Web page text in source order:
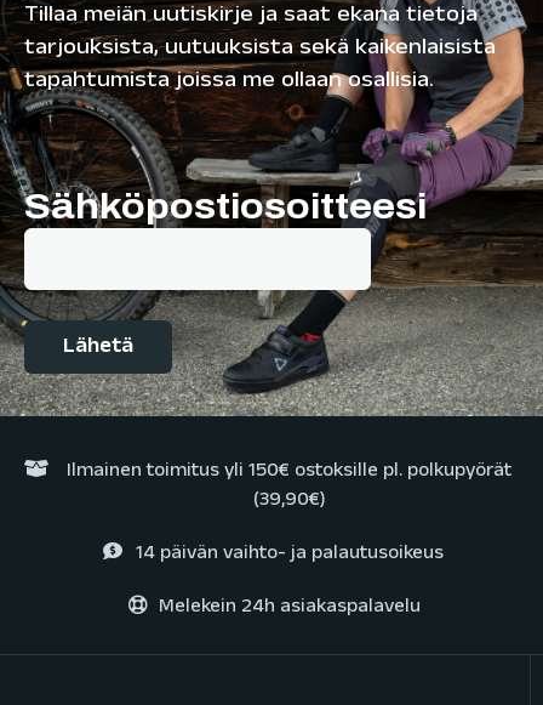
Tillaa meiän uutiskirje ja saat ekana tietoja
tarjouksista, uutuuksista sekä kaikenlaisista
tapahtumista joissa me ollaan osallisia.
Sähköpostiosoitteesi
Ilmainen toimitus yli 150€ ostoksille pl. polkupyörät
(39,90€)
14 päivän vaihto- ja palautusoikeus
Melekein 24h asiakaspalavelu